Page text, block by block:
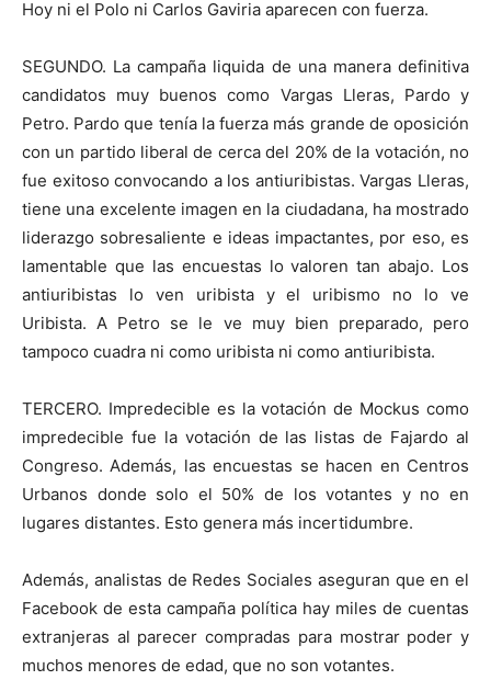
Hoy ni el Polo ni Carlos Gaviria aparecen con fuerza.
SEGUNDO. La campaña liquida de una manera definitiva
candidatos muy buenos como Vargas Lleras, Pardo y
Petro. Pardo que tenía la fuerza más grande de oposición
con un partido liberal de cerca del 20% de la votación, no
fue exitoso convocando a los antiuribistas. Vargas Lleras,
tiene una excelente imagen en la ciudadana, ha mostrado
liderazgo sobresaliente e ideas impactantes, por eso, es
lamentable que las encuestas lo valoren tan abajo. Los
antiuribistas lo ven uribista y el uribismo no lo ve
Uribista. A Petro se le ve muy bien preparado, pero
tampoco cuadra ni como uribista ni como antiuribista.
TERCERO. Impredecible es la votación de Mockus como
impredecible fue la votación de las listas de Fajardo al
Congreso. Además, las encuestas se hacen en Centros
Urbanos donde solo el 50% de los votantes y no en
lugares distantes. Esto genera más incertidumbre.
Además, analistas de Redes Sociales aseguran que en el
Facebook de esta campaña política hay miles de cuentas
extranjeras al parecer compradas para mostrar poder y
muchos menores de edad, que no son votantes.